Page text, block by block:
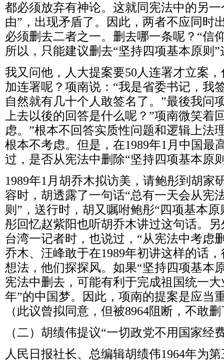
都必须放弃有神论。这就同宪法中的另一
由” ，出现矛盾了。因此，两者不应同时
必须删去二者之一。删去哪一条呢？ “信
所以，只能建议删去“坚持四项基本原则 ”
我又问他，人大提案要50 人连署才立案
加连署呢？项南说： “我是省委书记，我
自然就有几十个人敢签名了。 ”最後我问
上去以後的回答是什么呢？ ”项南微笑着
虑。 ”根本不回答实质性问题和逻辑上法
根本不考虑。但是，在1989年1 月中国最
过，是否从宪法中删除“坚持四项基本原
1989年1 月胡乔木拟访美，请鲍彤到胡家
容时，胡透露了一句话“总有一天会从宪
则 ” ，送行时，胡又嘱咐鲍彤“四项基本
彤回忆赵紫阳也听胡乔木讲过这句话。
台湾一记者时，也说过， “从宪法中考虑
乔木、汪峰敢于在1989年初讲这样的话
想法，他们探探风。如果“坚持四项基本
宪法中删去，可能有利于完成祖国统一
年”的中国梦。因此，项南的提案是应当
（此议曾拟同意，但被8964阻断，不敢
（二）胡绩伟提议“一切政党不用国家经
人民日报社长、总编辑胡绩伟1964年为第